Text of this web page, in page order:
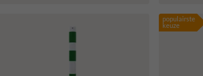
populairste
keuze